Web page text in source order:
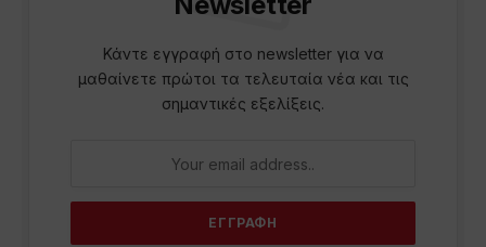
Κάντε εγγραφή στο newsletter για να
μαθαίνετε πρώτοι τα τελευταία νέα και τις
σημαντικές εξελίξεις.